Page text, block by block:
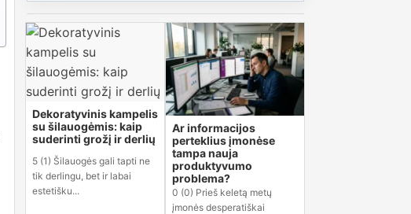
Dekoratyvinis kampelis
su šilauogėmis: kaip
suderinti grožį ir derlių
5 (1) Šilauogės gali tapti ne
tik derlingu, bet ir labai
estetišku...
Ar informacijos
perteklius įmonėse
tampa nauja
produktyvumo
problema?
0 (0) Prieš keletą metų
įmonės desperatiškai